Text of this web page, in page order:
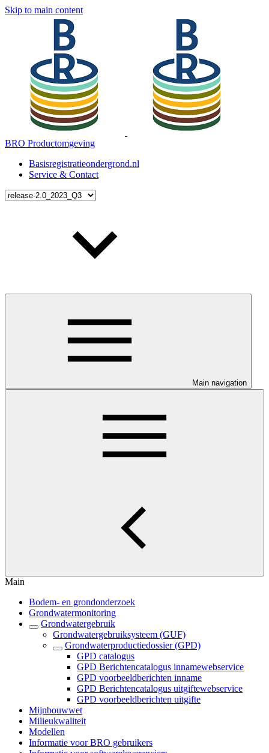
Skip to main content
BRO Productomgeving
Basisregistratieondergrond.nl
Service & Contact
Main navigation
Main
Bodem- en grondonderzoek
Grondwatermonitoring
Grondwatergebruik
Grondwatergebruiksysteem (GUF)
Grondwaterproductiedossier (GPD)
GPD catalogus
GPD Berichtencatalogus innamewebservice
GPD voorbeeldberichten inname
GPD Berichtencatalogus uitgiftewebservice
GPD voorbeeldberichten uitgifte
Mijnbouwwet
Milieukwaliteit
Modellen
Informatie voor BRO gebruikers